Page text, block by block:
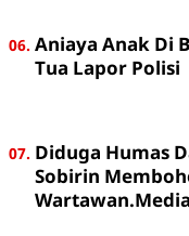
Aniaya Anak Di
Tua Lapor Polisi
Diduga Humas
Sobirin